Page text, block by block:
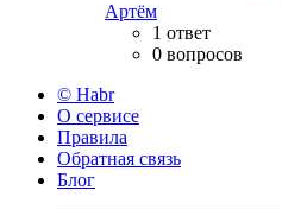
Артём
1 ответ
0 вопросов
© Habr
О сервисе
Правила
Обратная связь
Блог